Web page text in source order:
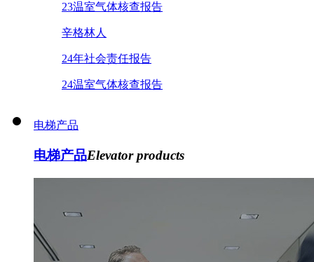
23温室气体核查报告
辛格林人
24年社会责任报告
24温室气体核查报告
电梯产品
电梯产品Elevator products